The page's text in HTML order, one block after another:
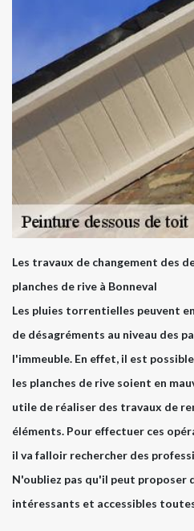
Les travaux de changement des
planches de rive à Bonneval
Les pluies torrentielles peuvent
de désagréments au niveau des
l'immeuble. En effet, il est
les planches de rive soient en
utile de réaliser des travaux de
éléments. Pour effectuer ces
il va falloir rechercher des
N'oubliez pas qu'il peut proposer
intéressants et accessibles